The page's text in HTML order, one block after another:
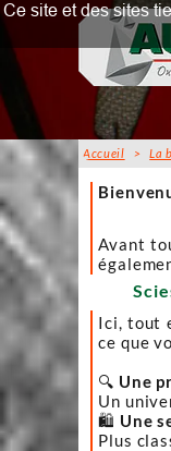
Accueil >La
Accueil
Avant
afin
Ici, tout
ce que
🔍 Une
Un
🛍️ Une
Plus
Ce site et des sites